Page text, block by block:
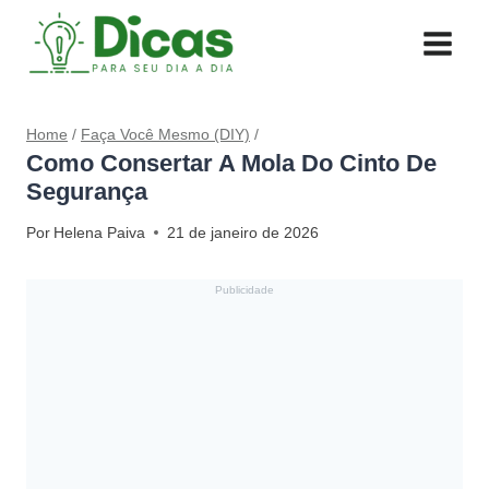
para
Home / Faça Você Mesmo (DIY) /
Como Consertar A Mola Do Cinto De
Segurança
Por Helena Paiva 21 de janeiro de 2026
Publicidade